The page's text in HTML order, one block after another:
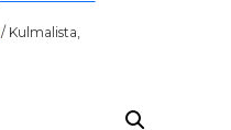
Kulmalista,